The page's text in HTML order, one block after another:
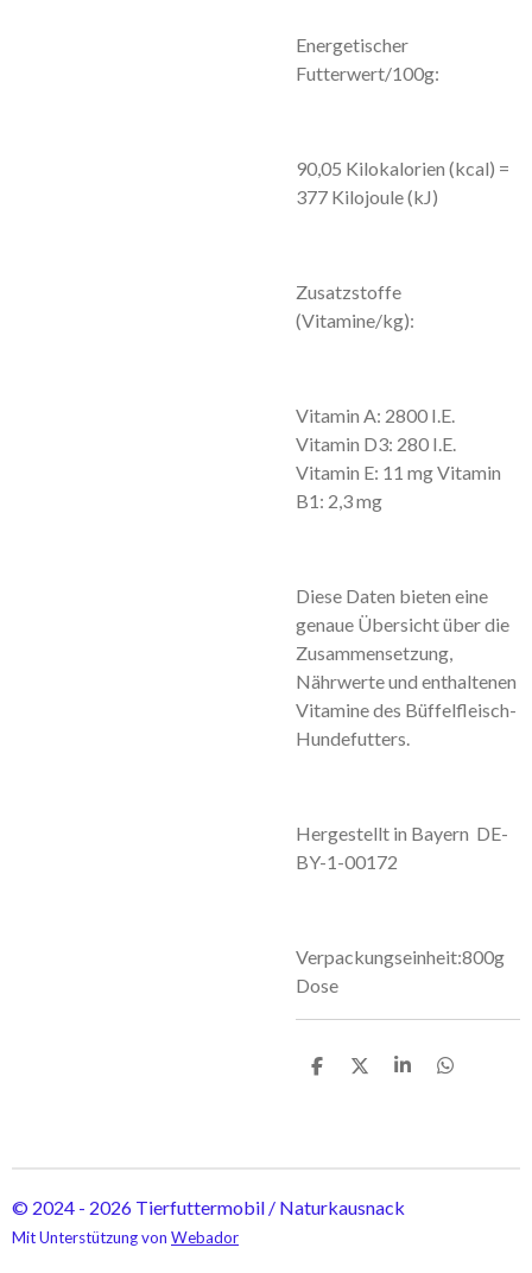
Energetischer
Futterwert/100g:
90,05 Kilokalorien (kcal) =
377 Kilojoule (kJ)
Zusatzstoffe
(Vitamine/kg):
Vitamin A: 2800 I.E.
Vitamin D3: 280 I.E.
Vitamin E: 11 mg Vitamin
B1: 2,3 mg
Diese Daten bieten eine
genaue Übersicht über die
Zusammensetzung,
Nährwerte und enthaltenen
Vitamine des Büffelfleisch-
Hundefutters.
Hergestellt in Bayern DE-
BY-1-00172
Verpackungseinheit:800g
Dose
T
n
T
n
T
n
T
n
© 2024 - 2026 Tierfuttermobil / Naturkausnack
Mit Unterstützung von Webador